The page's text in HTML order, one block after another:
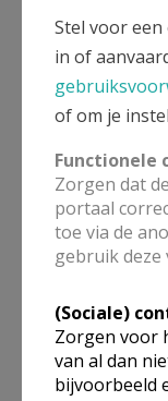
E.H.Bart
Guido
8400
059/70
Stel voor
in of
of om je
Functionele
Zorgen dat
portaal
toe via de
gebruik deze
(Sociale)
Zorgen voor
van al dan
bijvoorbeeld